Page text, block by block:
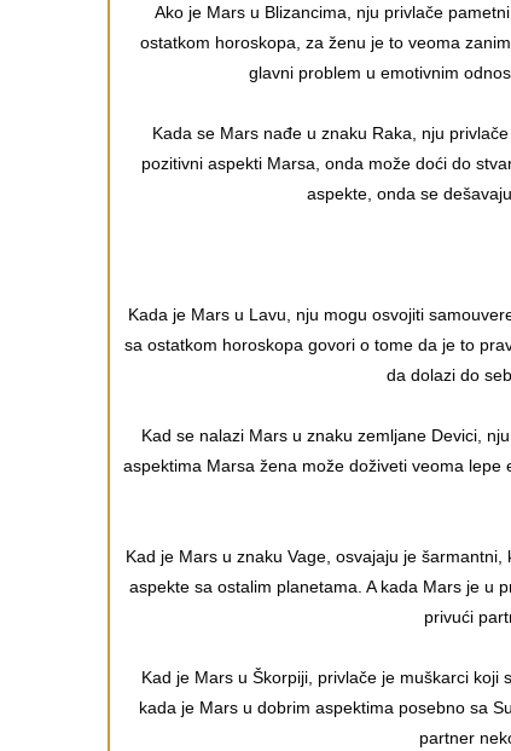
Ako je Mars u Blizancima, nju privlače
ostatkom horoskopa, za ženu je to veoma
glavni problem u emotivnim
Kada se Mars nađe u znaku Raka, nju
pozitivni aspekti Marsa, onda može doći do
aspekte, onda se
Kada je Mars u Lavu, nju mogu osvojiti
sa ostatkom horoskopa govori o tome da je to
da dolazi do
Kad se nalazi Mars u znaku zemljane Devici,
aspektima Marsa žena može doživeti veoma
Kad je Mars u znaku Vage, osvajaju je
aspekte sa ostalim planetama. A kada Mars je u
privući
Kad je Mars u Škorpiji, privlače je muškarci koji
kada je Mars u dobrim aspektima posebno sa
partner